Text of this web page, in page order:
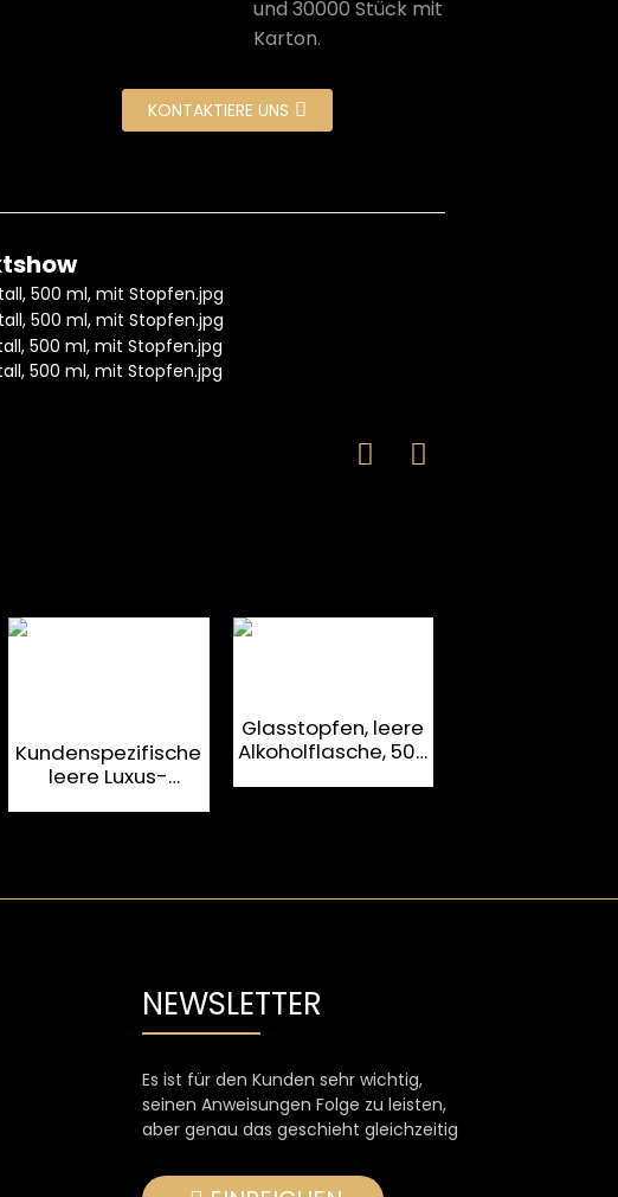
und 30000 Stück mit
Karton.
KONTAKTIERE UNS
Kundenspezifische
leere Luxus-
Glasstopfen, leere
Alkoholflasche, 500
NEWSLETTER
Es ist für den Kunden sehr wichtig,
seinen Anweisungen Folge zu leisten,
aber genau das geschieht gleichzeitig